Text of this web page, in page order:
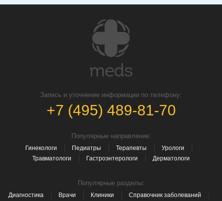
Запись и уточнение информации по телефону:
+7 (495) 489-81-70
Популярные направление:
Гинекологи Педиатры Терапевты
Урологи
Травматологи
Гастроэнтерологи Дерматологи
Популярные разделы:
Диагностика Врачи Клиники Справочник заболеваний